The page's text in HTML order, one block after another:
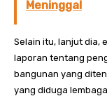
Meninggal
Selain itu, lanjut dia,
laporan tentang
bangunan yang
yang diduga